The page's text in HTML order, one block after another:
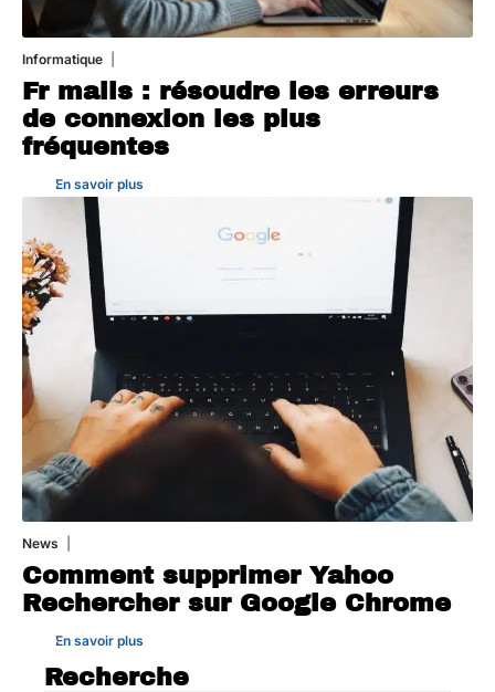
Informatique
Fr mails : résoudre les erreurs
de connexion les plus
fréquentes
En savoir plus
News
Comment supprimer Yahoo
Rechercher sur Google Chrome
En savoir plus
Recherche